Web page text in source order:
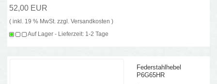
52,00 EUR
( inkl. 19 % MwSt. zzgl.Versandkosten )
Auf Lager - Lieferzeit: 1-2 Tage
Federstahlhebel
P6G65HR